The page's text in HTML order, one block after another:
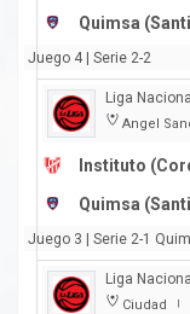
Quimsa
Juego 4 | Serie 2-2
Liga
Angel
Instituto
Quimsa
Juego 3 | Serie 2-1
Liga
Ciudad |